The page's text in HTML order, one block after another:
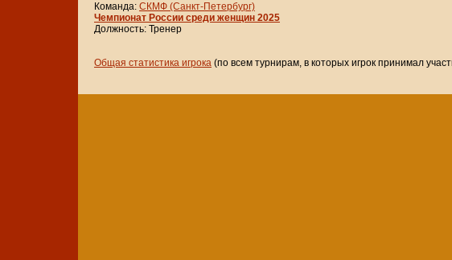
Команда: СКМФ (Санкт-Петербург)
Чемпионат России среди женщин 2025
Должность: Тренер
Общая статистика игрока (по всем турнирам, в которых игрок принимал